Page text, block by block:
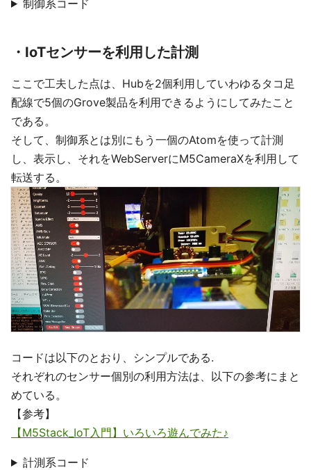
制御系コード
・IoTセンサーを利用した計測
ここで工夫した点は、Hubを2個利用していわゆるタコ足
配線で5個のGrove製品を利用できるようにしてみたこと
である。
そして、制御系とは別にもう一個のAtomを使って計測
し、表示し、それをWebServerにM5CameraXを利用して
転送する。
コードは以下のとおり、シンプルである.
それぞれのセンサー個別の利用方法は、以下の参考にまと
めている。
【参考】
【M5Stack_IoT入門】いろいろ遊んでみた♪
計測系コード